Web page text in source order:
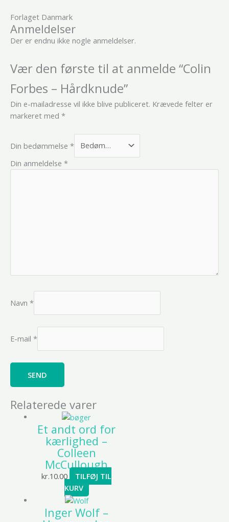
Forlaget Danmark
Anmeldelser
Der er endnu ikke nogle anmeldelser.
Vær den første til at anmelde “Colin
Forbes – Hårdknude”
Din e-mailadresse vil ikke blive publiceret. Krævede felter er
markeret med *
Din bedømmelse *
Din anmeldelse *
Navn *
E-mail *
Relaterede varer
Et andt ord for
kærlighed –
Colleen
McCullough
kr.10.00
TILFØJ TIL
KURV
Inger Wolf –